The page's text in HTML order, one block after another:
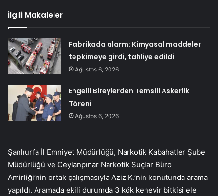
İlgili Makaleler
Fabrikada alarm: Kimyasal maddeler
tepkimeye girdi, tahliye edildi
Ağustos 6, 2026
Engelli Bireylerden Temsili Askerlik
Töreni
Ağustos 6, 2026
Şanlıurfa İl Emniyet Müdürlüğü, Narkotik Kabahatler Şube
Müdürlüğü ve Ceylanpınar Narkotik Suçlar Büro
Amirliği’nin ortak çalışmasıyla Aziz K.’nin konutunda arama
yapıldı. Aramada ekili durumda 3 kök kenevir bitkisi ele